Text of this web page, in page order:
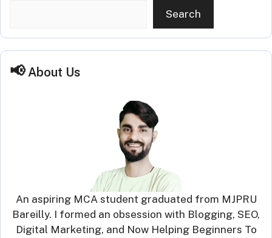
Search
About Us
An aspiring MCA student graduated from MJPRU
Bareilly. I formed an obsession with Blogging, SEO,
Digital Marketing, and Now Helping Beginners To